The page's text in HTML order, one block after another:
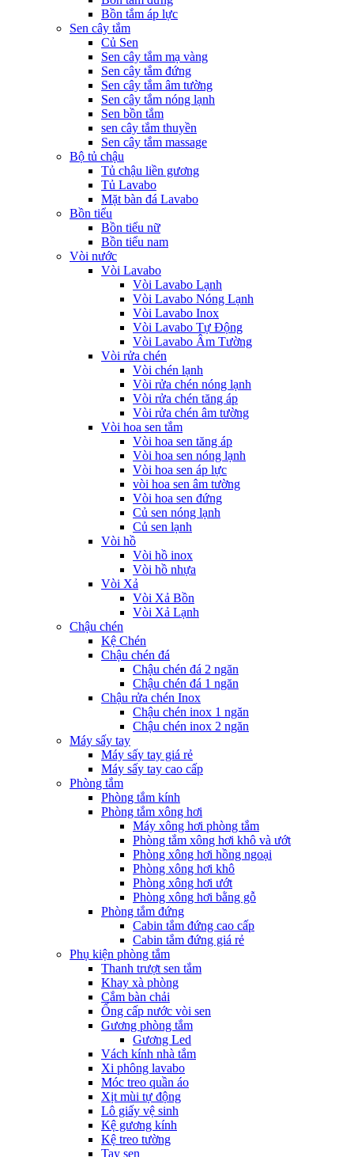
Bồn tắm áp lực
Sen cây tắm
Củ Sen
Sen cây tắm mạ vàng
Sen cây tắm đứng
Sen cây tắm âm tường
Sen cây tắm nóng lạnh
Sen bồn tắm
sen cây tắm thuyền
Sen cây tắm massage
Bộ tủ chậu
Tủ chậu liền gương
Tủ Lavabo
Mặt bàn đá Lavabo
Bồn tiểu
Bồn tiểu nữ
Bồn tiểu nam
Vòi nước
Vòi Lavabo
Vòi Lavabo Lạnh
Vòi Lavabo Nóng Lạnh
Vòi Lavabo Inox
Vòi Lavabo Tự Động
Vòi Lavabo Âm Tường
Vòi rửa chén
Vòi chén lạnh
Vòi rửa chén nóng lạnh
Vòi rửa chén tăng áp
Vòi rửa chén âm tường
Vòi hoa sen tắm
Vòi hoa sen tăng áp
Vòi hoa sen nóng lạnh
Vòi hoa sen áp lực
vòi hoa sen âm tường
Vòi hoa sen đứng
Củ sen nóng lạnh
Củ sen lạnh
Vòi hồ
Vòi hồ inox
Vòi hồ nhựa
Vòi Xả
Vòi Xả Bồn
Vòi Xả Lạnh
Chậu chén
Kệ Chén
Chậu chén đá
Chậu chén đá 2 ngăn
Chậu chén đá 1 ngăn
Chậu rửa chén Inox
Chậu chén inox 1 ngăn
Chậu chén inox 2 ngăn
Máy sấy tay
Máy sấy tay giá rẻ
Máy sấy tay cao cấp
Phòng tắm
Phòng tắm kính
Phòng tắm xông hơi
Máy xông hơi phòng tắm
Phòng tắm xông hơi khô và ướt
Phòng xông hơi hồng ngoại
Phòng xông hơi khô
Phòng xông hơi ướt
Phòng xông hơi bằng gỗ
Phòng tắm đứng
Cabin tắm đứng cao cấp
Cabin tắm đứng giá rẻ
Phụ kiện phòng tắm
Thanh trượt sen tắm
Khay xà phòng
Cắm bàn chải
Ống cấp nước vòi sen
Gương phòng tắm
Gương Led
Vách kính nhà tắm
Xi phông lavabo
Móc treo quần áo
Xịt mùi tự động
Lô giấy vệ sinh
Kệ gương kính
Kệ treo tường
Tay sen